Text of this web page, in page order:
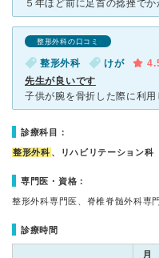
整形外科の口コミ
整形外科 けが
先生が良いです
診療科目：
整形外科 、リハビリテーション科
専門医・資格：
整形外科専門医、脊椎脊髄外科専
診療時間
月